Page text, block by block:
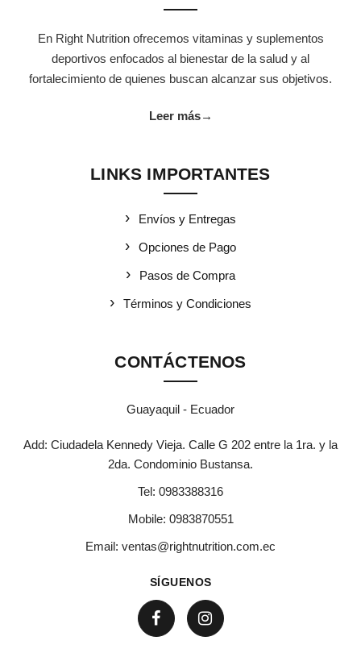
En Right Nutrition ofrecemos vitaminas y suplementos
deportivos enfocados al bienestar de la salud y al
fortalecimiento de quienes buscan alcanzar sus objetivos.
Leer más→
LINKS IMPORTANTES
Envíos y Entregas
Opciones de Pago
Pasos de Compra
Términos y Condiciones
CONTÁCTENOS
Guayaquil - Ecuador
Add: Ciudadela Kennedy Vieja. Calle G 202 entre la 1ra. y la
2da. Condominio Bustansa.
Tel: 0983388316
Mobile: 0983870551
Email: ventas@rightnutrition.com.ec
SÍGUENOS